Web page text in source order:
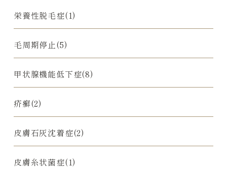
栄養性脱毛症(1)
毛周期停止(5)
甲状腺機能低下症(8)
疥癬(2)
皮膚石灰沈着症(2)
皮膚糸状菌症(1)